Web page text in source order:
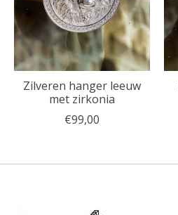
Zilveren hanger leeuw
met zirkonia
€99,00